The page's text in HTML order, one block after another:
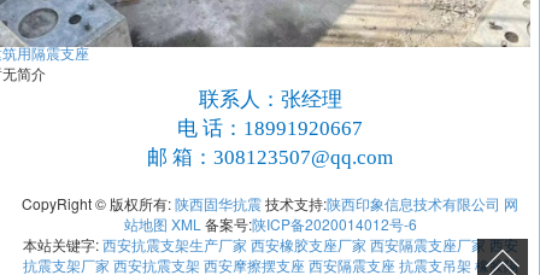
用隔震支座
简介
联系人：张经理
电 话：18991920667
邮 箱：308123507@qq.com
CopyRight © 版权所有:陕西固华抗震技术支持:陕西印象信息技术有限公司 网
站地图 XML 备案号:陕ICP备2020014012号-6
本站关键字:西安抗震支架生产厂家 西安橡胶支座厂家 西安隔震支座厂家西安
抗震支架厂家 西安抗震支架 西安摩擦摆支座 西安隔震支座 抗震支吊架 橡胶隔